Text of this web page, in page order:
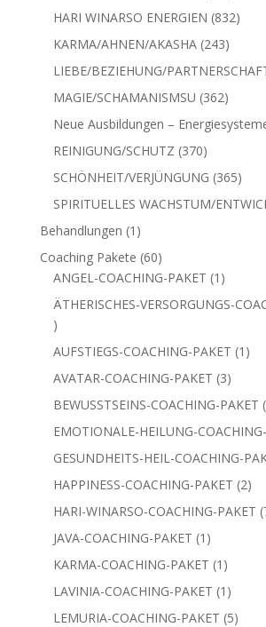
HARI WINARSO ENERGIEN 832832
KARMA/AHNEN/AKASHA 243243
LIEBE/BEZIEHUNG/
MAGIE/SCHAMANISMSU 362362
Neue Ausbildungen –
REINIGUNG/SCHUTZ 370370
Produkte
SCHÖNHEIT/VERJÜNGUNG 365365
SPIRITUELLES WACHSTUM/
Behandlungen 1 1
Produkt
Coaching Pakete 6060
Produkte
ANGEL-COACHING-PAKET 1 1
Produkt
ÄTHERISCHES-VERSORGUNGS-
1
Produkt
AUFSTIEGS-COACHING-PAKET 1 1
AVATAR-COACHING-PAKET 33
BEWUSSTSEINS-COACHING-PAKET
EMOTIONALE-HEILUNG-
GESUNDHEITS-HEIL-COACHING-
HAPPINESS-COACHING-PAKET 22
HARI-WINARSO-COACHING-PAKET
JAVA-COACHING-PAKET 1 1
Produkt
KARMA-COACHING-PAKET 1 1
Produkt
LAVINIA-COACHING-PAKET 1 1
Produkt
LEMURIA-COACHING-PAKET 55